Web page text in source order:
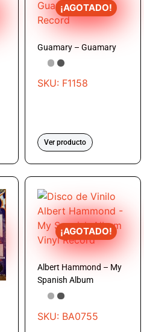
¡AGOTADO!
Guamary – Guamary
SKU: F1158
Ver producto
¡AGOTADO!
Albert Hammond – My
Spanish Album
SKU: BA0755